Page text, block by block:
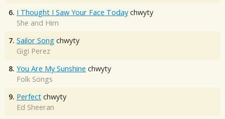
6. I Thought I Saw Your Face Today chwyty
She and Him
7. Sailor Song chwyty
Gigi Perez
8. You Are My Sunshine chwyty
Folk Songs
9. Perfect chwyty
Ed Sheeran